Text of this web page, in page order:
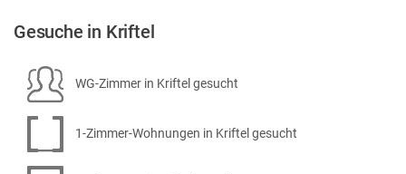
Gesuche in Kriftel
WG-Zimmer in Kriftel gesucht
1-Zimmer-Wohnungen in Kriftel gesucht